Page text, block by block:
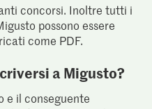
concorsi. Inoltre tutti i
possono essere
come PDF.
a Migusto?
e il conseguente